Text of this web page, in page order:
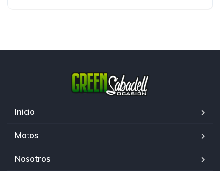
Inicio
Motos
Nosotros